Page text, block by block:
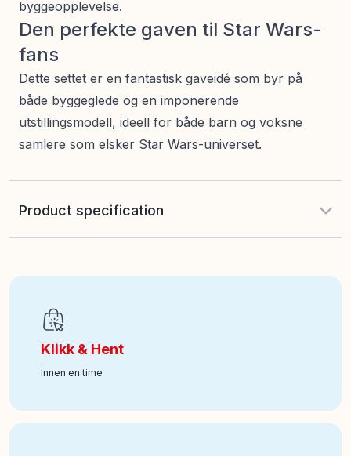
byggeopplevelse.
Den perfekte gaven til Star Wars-
fans
Dette settet er en fantastisk gaveidé som byr på
både byggeglede og en imponerende
utstillingsmodell, ideell for både barn og voksne
samlere som elsker Star Wars-universet.
Product specification
5702017584379
Alder fra: 10
Klikk & Hent
Innen en time